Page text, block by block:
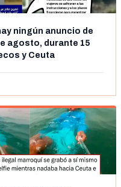
ningún anuncio de
agosto, durante 15
y Ceuta